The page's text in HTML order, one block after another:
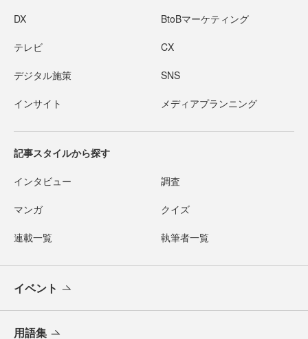
DX BtoBマーケティング
テレビ CX
デジタル施策 SNS
インサイト メディアプランニング
記事スタイルから探す
インタビュー 調査
マンガ クイズ
連載一覧 執筆者一覧
イベント
用語集